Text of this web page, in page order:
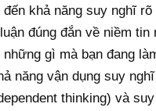
đến khả năng suy nghĩ rõ
đúng đắn về niềm tin
những gì mà bạn đang
năng vận dụng suy
thinking) và